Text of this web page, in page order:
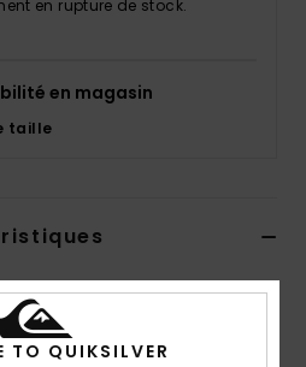
en rupture de stock.
en magasin
taille
Code couleur
TO QUIKSILVER